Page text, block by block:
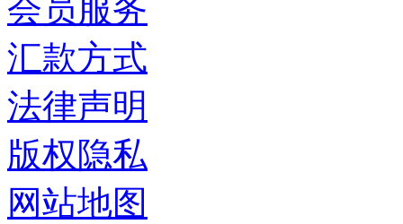
会员服务
汇款方式
法律声明
版权隐私
网站地图